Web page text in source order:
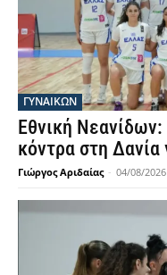
ΓΥΝΑΙΚΩΝ
Εθνική
κόντρα στη
Γιώργος Αριδαίας - 04/08/